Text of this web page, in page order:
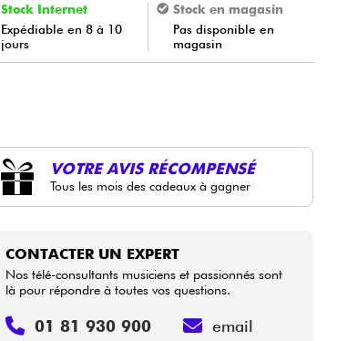
Stock Internet
Expédiable en 8 à 10
jours
Stock en magasin
Pas disponible en
magasin
VOTRE AVIS RÉCOMPENSÉ
Tous les mois des cadeaux à gagner
CONTACTER UN EXPERT
Nos télé-consultants musiciens et passionnés sont
là pour répondre à toutes vos questions.
01 81 930 900 email